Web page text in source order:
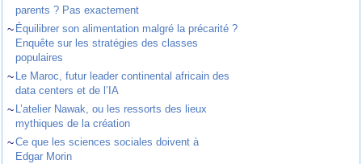
parents ? Pas exactement
~ Équilibrer son alimentation malgré la précarité ?
Enquête sur les stratégies des classes
populaires
~ Le Maroc, futur leader continental africain des
data centers et de l’IA
~ L’atelier Nawak, ou les ressorts des lieux
mythiques de la création
~Ce que les sciences sociales doivent à
Edgar Morin